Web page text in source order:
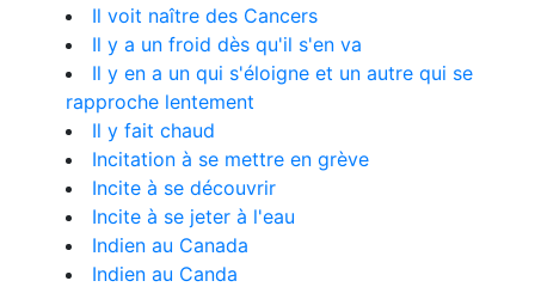
Il voit naître des Cancers
Il y a un froid dès qu'il s'en va
Il y en a un qui s'éloigne et un autre qui se
rapproche lentement
Il y fait chaud
Incitation à se mettre en grève
Incite à se découvrir
Incite à se jeter à l'eau
Indien au Canada
Indien au Canda